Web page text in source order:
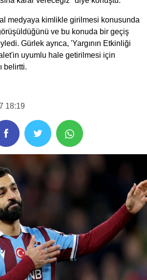
medyaya kimlikle girilmesi konusunda
ve bu konuda bir geçiş
Gürlek ayrıca, 'Yargının Etkinliği
uyumlu hale getirilmesi için
belirtti.
18:19